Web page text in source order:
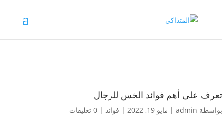
تعرف على أهم فوائد الخس للرجال
بواسطة admin
| مايو 19, 2022 | فوائد | 0 تعليقات